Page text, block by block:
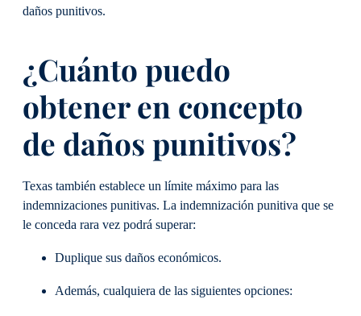
daños punitivos.
¿Cuánto puedo
obtener en concepto
de daños punitivos?
Texas también establece un límite máximo para las
indemnizaciones punitivas. La indemnización punitiva que se
le conceda rara vez podrá superar:
Duplique sus daños económicos.
Además, cualquiera de las siguientes opciones: